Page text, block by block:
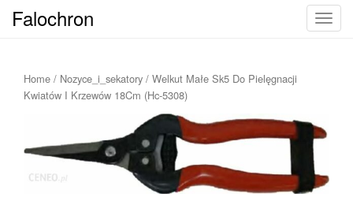
T
n
i
Falochron
Home / Nozyce_i_sekatory / Welkut Małe Sk5 Do Pielęgnacji
Kwiatów I Krzewów 18Cm (Hc-5308)